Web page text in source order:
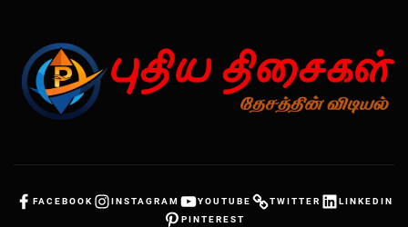
FACEBOOK INSTAGRAM YOUTUBE TWITTER
LINKEDIN
PINTEREST